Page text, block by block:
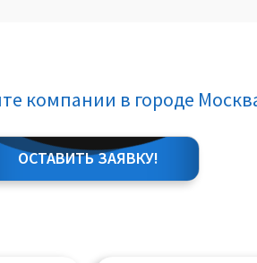
компании в городе
ОСТАВИТЬ ЗАЯВКУ!